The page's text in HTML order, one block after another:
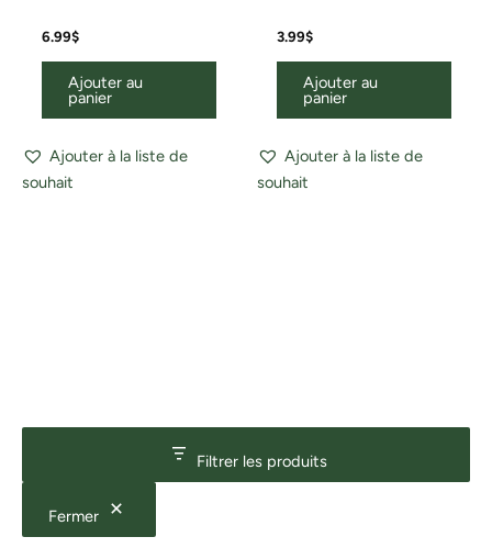
Filtrer les produits
Fermer
6.99$
Ajouter au
panier
Ajouter à la liste de
souhait
3.99$
Ajouter au
panier
Ajouter à la liste de
souhait